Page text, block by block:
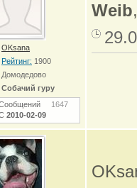
OKsana
Рейтинг: 1900
Домодедово
Собачий гуру
1647
2010-02-09
Weib